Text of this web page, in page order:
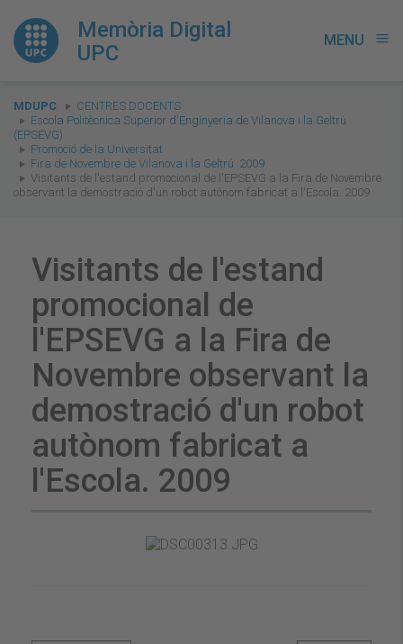
Memòria Digital
UPC
MENU menu
You
are
here:
MDUPC
CENTRES DOCENTS
Escola Politècnica Superior d'Enginyeria de Vilanova i la Geltrú
(EPSEVG)
Promoció de la Universitat
Fira de Novembre de Vilanova i la Geltrú. 2009
Visitants de l'estand promocional de l'EPSEVG a la Fira de Novembre
observant la demostració d'un robot autònom fabricat a l'Escola. 2009
Visitants de l'estand
promocional de
l'EPSEVG a la Fira de
Novembre observant la
demostració d'un robot
autònom fabricat a
l'Escola. 2009